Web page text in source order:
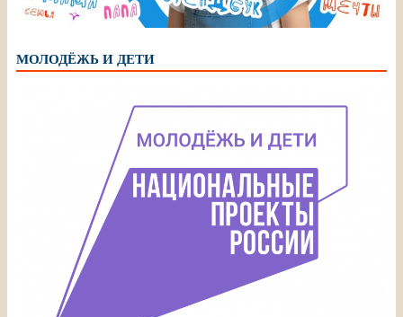
МОЛОДЁЖЬ И ДЕТИ